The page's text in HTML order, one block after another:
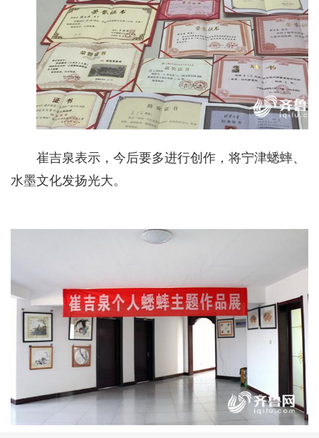
崔吉泉表示，今后要多进行创作，将宁津蟋蟀、
水墨文化发扬光大。